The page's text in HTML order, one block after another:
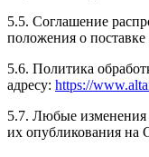
5.5. Соглашение
положения о
5.6. Политика
адресу: https://
5.7. Любые изменения
их опубликования на